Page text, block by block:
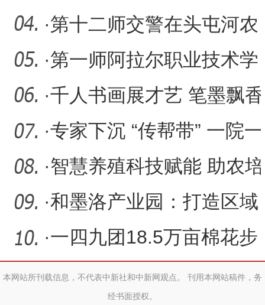
活动
·第十二师交警在头屯河农
场开展交通安全宣传活动
·第一师阿拉尔职业技术学
校举办“人工智能助力教学
·千人书画展才艺 笔墨飘香
沁校园
·专家下沉 “传帮带” 一院一
策显担当
·智慧养殖科技赋能 助农培
育“羊”帆起航
·和墨洛产业园：打造区域
高质量发展先行区
·一四九团18.5万亩棉花步
入2-4片真叶期 春播成效
本网站所刊载信息，不代表中新社和中新网观点。 刊用本网站稿件，务
经书面授权。